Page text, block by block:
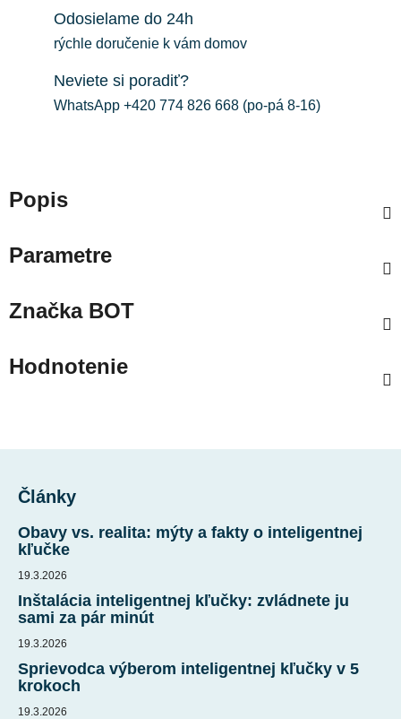
Odosielame do 24h
rýchle doručenie k vám domov
Neviete si poradiť?
WhatsApp +420 774 826 668 (po-pá 8-16)
Popis
Parametre
ZnačkaBOT
Hodnotenie
Články
Obavy vs. realita: mýty a fakty o inteligentnej
kľučke
19.3.2026
Inštalácia inteligentnej kľučky: zvládnete ju
sami za pár minút
19.3.2026
Sprievodca výberom inteligentnej kľučky v 5
krokoch
19.3.2026